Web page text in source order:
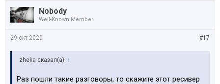
Nobody
Well-Known Member
#17
29 окт 2020
zheka сказал(а): ↑
Раз пошли такие разговоры, то скажите этот ресивер